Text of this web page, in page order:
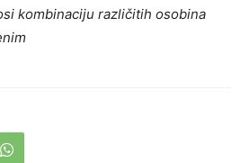
kombinaciju različitih osobina